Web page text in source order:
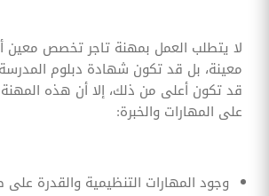
لا يتطلب العمل بمهنة تاجر تخصص معين
معينة، بل قد تكون شهادة دبلوم المدرسة
قد تكون أعلى من ذلك، إلا أن هذه
على المهارات والخبرة:
وجود المهارات التنظيمية والقدرة على